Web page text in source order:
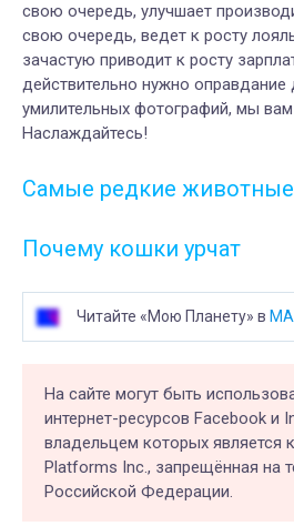
свою очередь, улучшает
свою очередь, ведет к росту
зачастую приводит к росту
действительно нужно оправдание
умилительных фотографий, мы
Наслаждайтесь!
Самые редкие животные
Почему кошки урчат
Читайте «Мою Планету» в
На сайте могут быть
интернет-ресурсов Facebook и
владельцем которых является
Platforms Inc., запрещённая на
Российской Федерации.